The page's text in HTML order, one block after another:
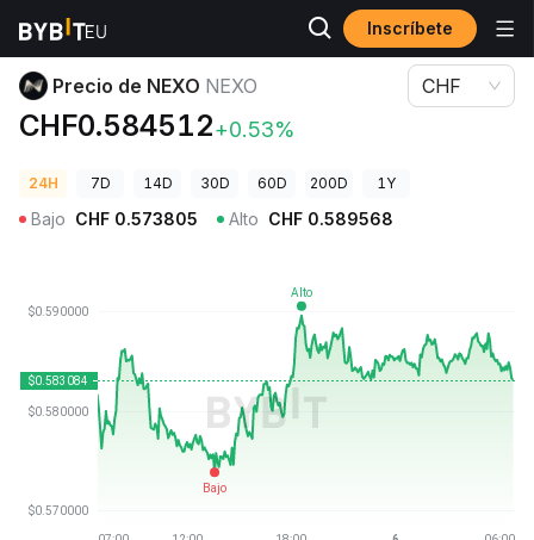
Inscríbete
Precios de Criptomonedas Precio de NEXO NEXO
Precio de NEXO NEXO
CHF0.584512+0.53%
CHF
24H 7D 14D 30D 60D 200D 1Y
Bajo CHF 0.573805 Alto CHF 0.589568